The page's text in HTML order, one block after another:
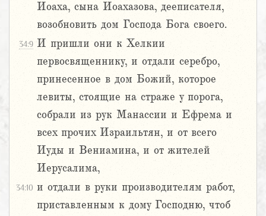
Иоаха, сына Иоахазова, дееписателя,
возобновить дом Господа Бога своего.
34:9 И пришли они к Хелкии
первосвященнику, и отдали серебро,
принесенное в дом Божий, которое
левиты, стоящие на страже у порога,
собрали из рук Манассии и Ефрема и
всех прочих Израильтян, и от всего
Иуды и Вениамина, и от жителей
Иерусалима,
34:10 и отдали в руки производителям работ,
приставленным к дому Господню, чтоб